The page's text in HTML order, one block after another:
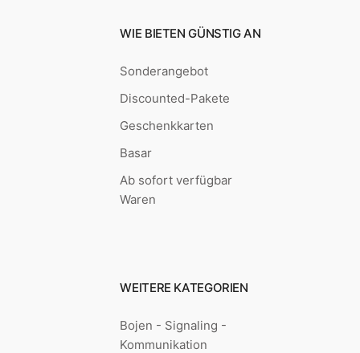
WIE BIETEN GÜNSTIG AN
Sonderangebot
Discounted-Pakete
Geschenkkarten
Basar
Ab sofort verfügbar
Waren
WEITERE KATEGORIEN
Bojen - Signaling -
Kommunikation